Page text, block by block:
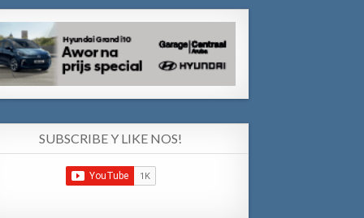
SUBSCRIBE Y LIKE NOS!